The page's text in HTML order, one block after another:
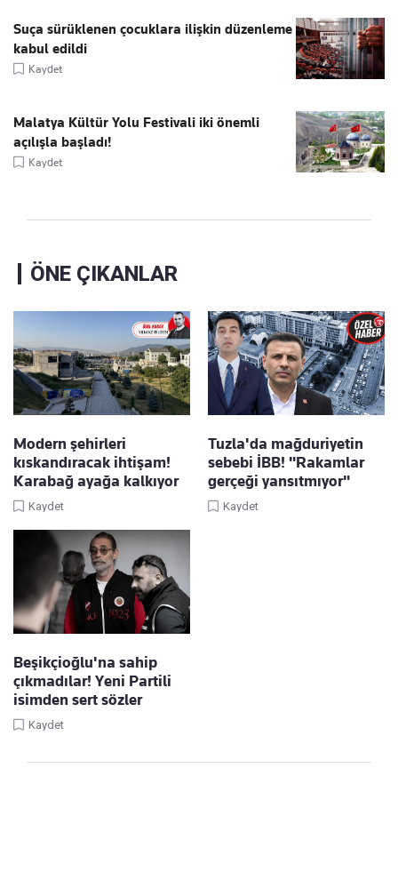
Suça sürüklenen çocuklara ilişkin düzenleme
kabul edildi
Kaydet
Malatya Kültür Yolu Festivali iki önemli
açılışla başladı!
Kaydet
ÖNE ÇIKANLAR
Modern şehirleri
kıskandıracak ihtişam!
Karabağ ayağa kalkıyor
Kaydet
Tuzla'da mağduriyetin
sebebi İBB! "Rakamlar
gerçeği yansıtmıyor"
Kaydet
Beşikçioğlu'na sahip
çıkmadılar! Yeni Partili
isimden sert sözler
Kaydet